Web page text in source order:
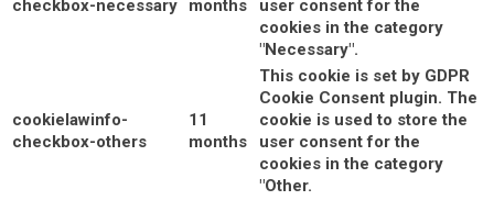
checkbox-necessary months
user consent for the
cookies in the category
"Necessary".
cookielawinfo-
checkbox-others
11
months
This cookie is set by GDPR
Cookie Consent plugin. The
cookie is used to store the
user consent for the
cookies in the category
"Other.